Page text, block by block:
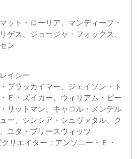
ット・ローリア、マンディープ・
ゲス、ジョージャ・フォックス、
ン
イシー
ブラッカイマー、ジェイソン・ト
Ｅ・ズイカー、ウィリアム・ピー
リットマン、キャロル・メンデル
ー、シンシア・シュヴァタル、ク
ユタ・ブリースウィッツ
リエイター：アンソニー・Ｅ・